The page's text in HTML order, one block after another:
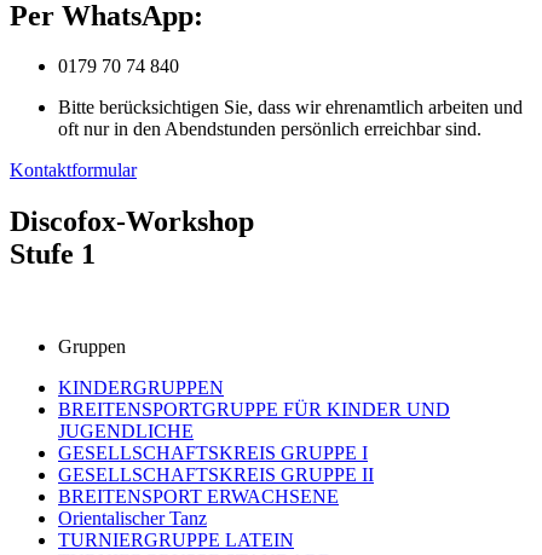
Per WhatsApp:
0179 70 74 840
Bitte berücksichtigen Sie, dass wir ehrenamtlich arbeiten und
oft nur in den Abendstunden persönlich erreichbar sind.
Kontaktformular
Discofox-Workshop
Stufe 1
Gruppen
KINDERGRUPPEN
BREITENSPORTGRUPPE FÜR KINDER UND
JUGENDLICHE
GESELLSCHAFTSKREIS GRUPPE I
GESELLSCHAFTSKREIS GRUPPE II
BREITENSPORT ERWACHSENE
Orientalischer Tanz
TURNIERGRUPPE LATEIN